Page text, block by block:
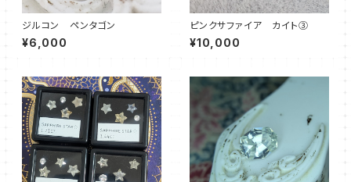
ジルコン ペンタゴン
¥6,000
ピンクサファイア カイト③
¥10,000